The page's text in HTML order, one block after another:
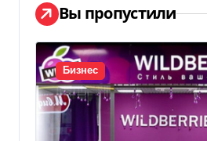
Вы пропустили
Бизнес